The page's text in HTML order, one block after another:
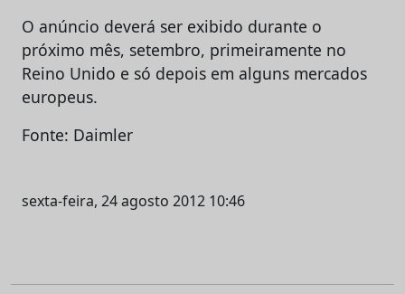
O anúncio deverá ser exibido durante o
próximo mês, setembro, primeiramente no
Reino Unido e só depois em alguns mercados
europeus.
Fonte: Daimler
sexta-feira, 24 agosto 2012 10:46